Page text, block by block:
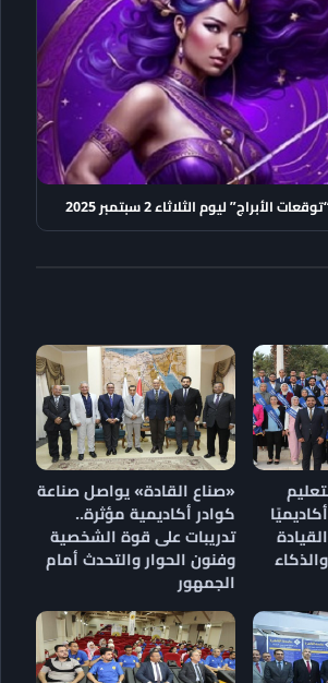
ليوم الثلاثاء 2 سبتمبر 2025
«صناع القادة» يواصل صناعة
كوادر أكاديمية مؤثرة..
تدريبات على قوة الشخصية
وفنون الحوار والتحدث أمام
الجمهور